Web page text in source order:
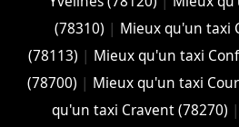
(78310) | Mieux qu'un taxi
(78113) | Mieux qu'un taxi
(78700) | Mieux qu'un taxi
qu'un taxi Cravent (78270) |